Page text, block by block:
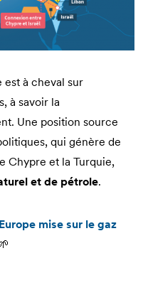
à cheval sur
à savoir la
Une position source
qui génère de
Chypre et la Turquie,
et de pétrole.
mise sur le gaz